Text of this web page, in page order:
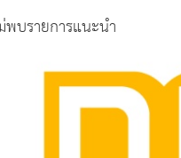
พบรายการแนะนำ